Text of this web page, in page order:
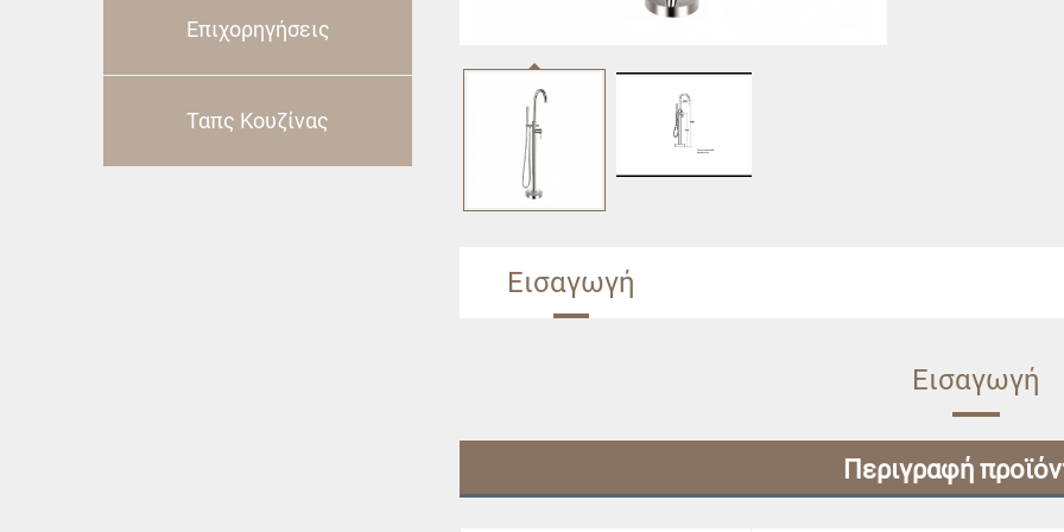
Επιχορηγήσεις
Ταπς Κουζίνας
Εισαγωγή
Εισαγωγή
Περιγραφή